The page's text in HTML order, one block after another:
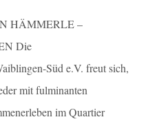
HÄMMERLE –
Die
Süd e.V. freut sich,
mit fulminanten
im Quartier